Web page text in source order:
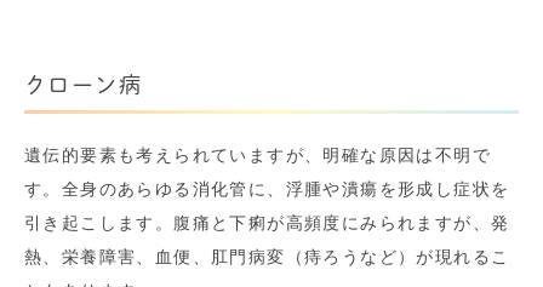
クローン病
遺伝的要素も考えられていますが、明確な原因は不明で
す。全身のあらゆる消化管に、浮腫や潰瘍を形成し症状を
引き起こします。腹痛と下痢が高頻度にみられますが、発
熱、栄養障害、血便、肛門病変（痔ろうなど）が現れるこ